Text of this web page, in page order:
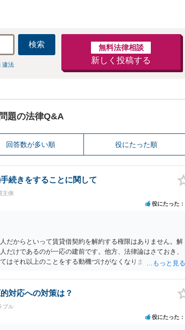
検索
違法
無料法律相談
新しく投稿する
題の法律Q&A
回答数が多い順 役にたった順
続きをすることに関して
主側
役にたった
だからといって賃貸借契約を解約する権限はありません。解
だけであるのが一応の建前です。他方、法律論はさておき、
はそれ以上のことをする動機づけがなくなります。 今回進め
が、連帯保証人であるお知り合いさんにとっても、自身の経
しいやり方だといえます。
対応への対策は？
ブル
役にたった